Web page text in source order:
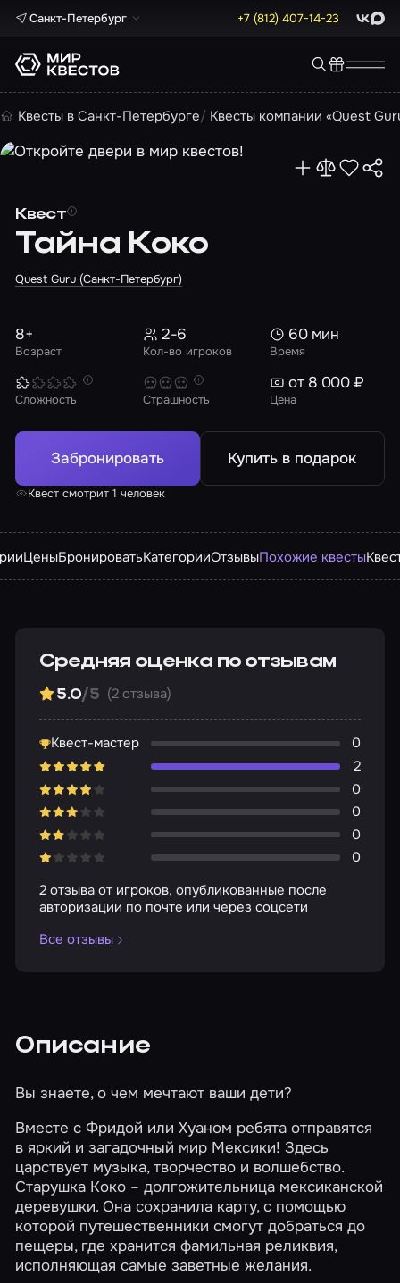
Санкт-Петербург +7 (812) 407-14-23 Max
Квесты в Санкт-Петербурге Квесты компании «Quest
Квест
Тайна Коко
Quest Guru (Санкт-Петербург)
Возраст
8+
Кол-во игроков
2-6
Время
60 мин
Сложность Страшность Цена
от 8 000 ₽
Забронировать Купить в подарок
Квест смотрит 1 человек
ЦеныБронироватьКатегорииОтзывыПохожие квесты
Средняя оценка по отзывам
5.0/5 (2 отзыва)
Квест-мастер
0
2
0
0
0
0
2 отзыва от игроков, опубликованные после
авторизации по почте или через соцсети
Все отзывы
Описание
Вы знаете, о чем мечтают ваши дети?
Вместе с Фридой или Хуаном ребята отправятся
в яркий и загадочный мир Мексики! Здесь
царствует музыка, творчество и волшебство.
Старушка Коко – долгожительница мексиканской
деревушки. Она сохранила карту, с помощью
которой путешественники смогут добраться до
пещеры, где хранится фамильная реликвия,
исполняющая самые заветные желания.